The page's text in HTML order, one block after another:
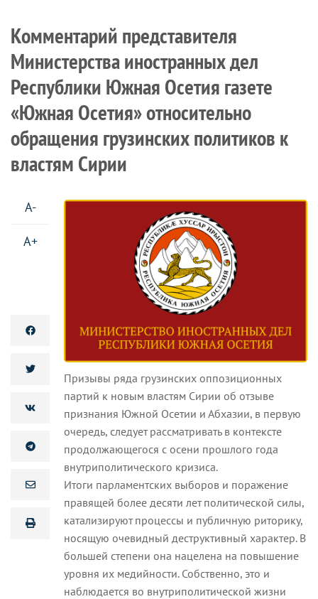
Комментарий представителя
Министерства иностранных дел
Республики Южная Осетия газете
«Южная Осетия» относительно
обращения грузинских политиков к
властям Сирии
A-
A+
Призывы ряда грузинских оппозиционных
партий к новым властям Сирии об отзыве
признания Южной Осетии и Абхазии, в первую
очередь, следует рассматривать в контексте
продолжающегося с осени прошлого года
внутриполитического кризиса.
Итоги парламентских выборов и поражение
правящей более десяти лет политической силы,
катализируют процессы и публичную риторику,
носящую очевидный деструктивный характер. В
большей степени она нацелена на повышение
уровня их медийности. Собственно, это и
наблюдается во внутриполитической жизни